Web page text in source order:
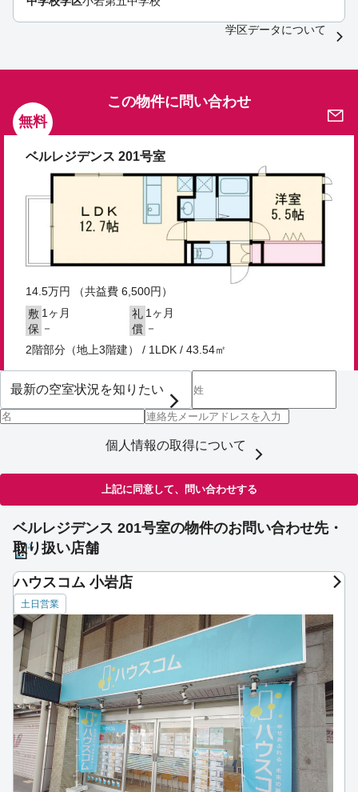
学区データについて
無料
この物件に問い合わせ
ベルレジデンス 201号室
14.5万円
（共益費 6,500円）
敷 1ヶ月 礼 1ヶ月
保 － 償 －
2階部分（地上3階建） / 1LDK / 43.54㎡
個人情報の取得について
上記に同意して、問い合わせする
ベルレジデンス 201号室の物件のお問い合わせ先・
取り扱い店舗
ハウスコム 小岩店
土日営業